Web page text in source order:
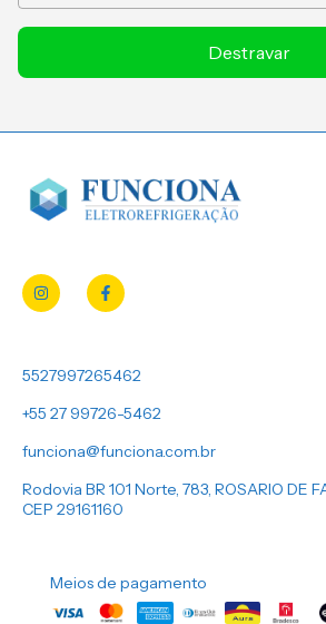
Destravar
5527997265462
+55 27 99726-5462
funciona@funciona.com.br
Rodovia BR 101 Norte, 783, ROSARIO DE
CEP 29161160
Meios de pagamento